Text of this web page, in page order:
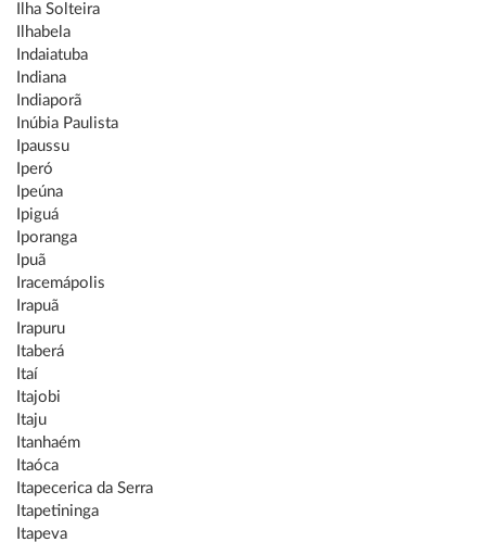
Ilha Solteira
Ilhabela
Indaiatuba
Indiana
Indiaporã
Inúbia Paulista
Ipaussu
Iperó
Ipeúna
Ipiguá
Iporanga
Ipuã
Iracemápolis
Irapuã
Irapuru
Itaberá
Itaí
Itajobi
Itaju
Itanhaém
Itaóca
Itapecerica da Serra
Itapetininga
Itapeva